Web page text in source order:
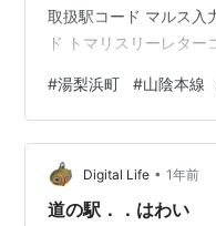
取扱駅コード マルス入
ド トマリスリーレタ
山陰本線 京都起点
業局昭和30年4月) 記
日 官設鉄道青谷～松崎
1909年(明治42)10月12
となる。1963年(昭…
#湯梨浜町 #山陰本線
Digital Life • 1年前
道の駅．．はわい